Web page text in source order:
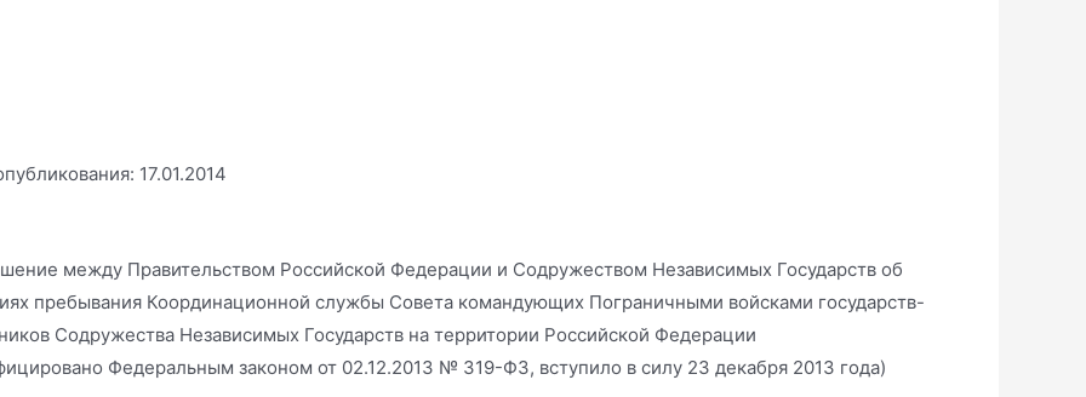
17.01.2014
между Правительством Российской Федерации и Содружеством Независимых Государств об
пребывания Координационной службы Совета командующих Пограничными войсками государств-
Содружества Независимых Государств на территории Российской Федерации
Федеральным законом от 02.12.2013 № 319-ФЗ, вступило в силу 23 декабря 2013 года)